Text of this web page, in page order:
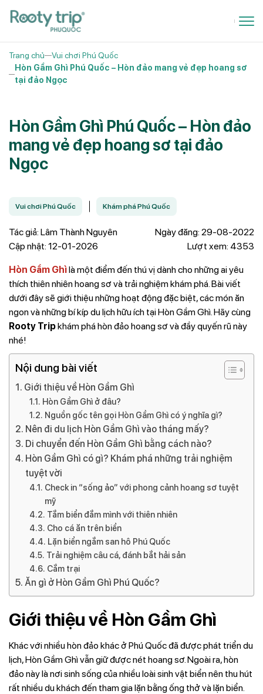
Trang chủ
Vui chơi Phú Quốc
Hòn Gầm Ghì Phú Quốc – Hòn đảo mang vẻ đẹp hoang sơ
tại đảo Ngọc
Hòn Gầm Ghì Phú Quốc – Hòn đảo
mang vẻ đẹp hoang sơ tại đảo
Ngọc
Vui chơi Phú Quốc Khám phá Phú Quốc
Tác giả: Lâm Thành Nguyên
Ngày đăng: 29-08-2022
Cập nhật: 12-01-2026
Lượt xem: 4353
Hòn Gầm Ghìlà một điểm đến thú vị dành cho những ai yêu
thích thiên nhiên hoang sơ và trải nghiệm khám phá. Bài viết
dưới đây sẽ giới thiệu những hoạt động đặc biệt, các món ăn
ngon và những bí kíp du lịch hữu ích tại Hòn Gầm Ghì. Hãy cùng
Rooty Tripkhám phá hòn đảo hoang sơ và đầy quyến rũ này
nhé!
Nội dung bài viết
Giới thiệu về Hòn Gầm Ghì
Hòn Gầm Ghì ở đâu?
Nguồn gốc tên gọi Hòn Gầm Ghì có ý nghĩa gì?
Nên đi du lịch Hòn Gầm Ghì vào tháng mấy?
Di chuyển đến Hòn Gầm Ghì bằng cách nào?
Hòn Gầm Ghì có gì? Khám phá những trải nghiệm
tuyệt vời
Check in “sống ảo” với phong cảnh hoang sơ tuyệt
mỹ
Tắm biển đắm mình với thiên nhiên
Cho cá ăn trên biển
Lặn biển ngắm san hô Phú Quốc
Trải nghiệm câu cá, đánh bắt hải sản
Cắm trại
Ăn gì ở Hòn Gầm Ghì Phú Quốc?
Giới thiệu về Hòn Gầm Ghì
Khác với nhiều hòn đảo khác ở Phú Quốc đã được phát triển du
lịch, Hòn Gầm Ghì vẫn giữ được nét hoang sơ. Ngoài ra, hòn
đảo này là nơi sinh sống của nhiều loài sinh vật biển nên thu hút
rất nhiều du khách đến tham gia lặn bằng ống thở và lặn biển.